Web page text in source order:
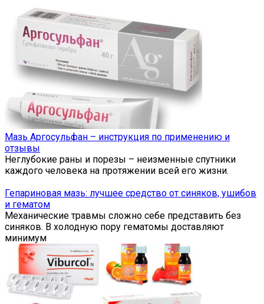
Мазь Аргосульфан – инструкция по применению и
отзывы
Неглубокие раны и порезы – неизменные спутники
каждого человека на протяжении всей его жизни.
Гепариновая мазь: лучшее средство от синяков, ушибов
и гематом
Механические травмы сложно себе представить без
синяков. В холодную пору гематомы доставляют
минимум